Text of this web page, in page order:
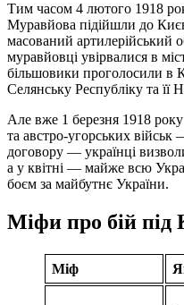
Тим часом 4 лютого 1918
Муравйова підійшли до
масований артилерійський
муравйовці увірвалися в
більшовики проголоcили в
Селянську Республіку та її
Але вже 1 березня 1918
та австро-угорських військ
договору — українці
а у квітні — майже всю
боєм за майбутнє України.
Міфи про бій під
Міф